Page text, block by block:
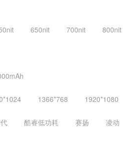
650nit 700nit 800nit
1366*768 1920*1080
酷睿低功耗 赛扬 凌动